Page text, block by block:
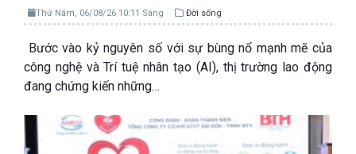
Thứ Năm, 06/08/26 10:11 Sáng Đời sống
Bước vào kỷ nguyên số với sự bùng nổ mạnh mẽ của
công nghệ và Trí tuệ nhân tạo (AI), thị trường lao động
đang chứng kiến những…